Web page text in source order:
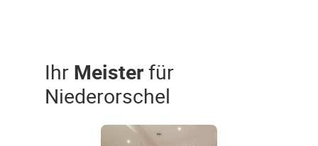
Ihr Meisterfür
Niederorschel